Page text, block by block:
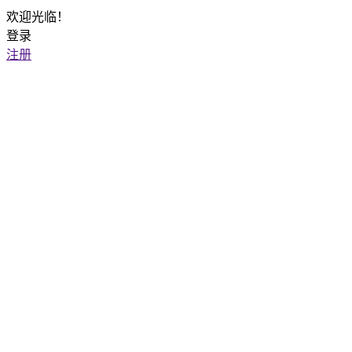
欢迎光临！
登录
注册